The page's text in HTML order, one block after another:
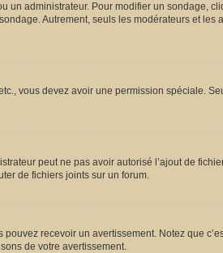
un administrateur. Pour modifier un sondage,
Autrement, seuls les modérateurs et
vous devez avoir une permission spéciale.
peut ne pas avoir autorisé l’ajout de
de fichiers joints sur un forum.
recevoir un avertissement. Notez que
de votre avertissement.